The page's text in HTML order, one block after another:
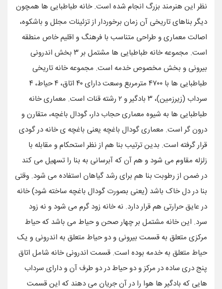
نظر این هنرمند بزرگ انجام شده‌ است. خانه طباطبایی ها همچون
دیگر بناهای تاریخی آن زمان برخوردار از تزئینات مجلل و باشکوه،
اصالت معماری و طراحی متناسب با فرهنگ و اقلیم خاص منطقه
است. مجموعه خانه طباطبایی ها مشتمل بر ۳ بخش اندرونی
بیرونی و بخش مخصوص خدمه است. مجموعه خانه تاریخی
طباطبایی ها با ۴۷۰۰ مترمربع وسعت دارای ۴۰ اتاق، ۴ حیاط، ۴
سرداب (زیرزمین)، ۳ بادگیر و ۲ رشته قنات است. معماری خانه
طباطبایی ها به شیوه معماری حجاب دار، گودال باغچه، متقارن و
درون گر است. معماری گودال باغچه یعنی باغچه ی خانه در گودی
قرار گرفته است. بدین ترتیب بنا هم از نظر استحکام و مقابله با
زلزله مقاوم می شود و هم آن که آبرسانی به بنا را تسهیل می کند
در ضمن از رطوبت بنا هم برای رشد گیاهان استفاده می شود. وقتی
بنا در دل خاک باشد (یعنی بصورت گودال باغچه ساخته شود) خانه
در عایق حرارتی هم قرار دارد. نه خانه زود گرم می شود و نه زود
سرد. این خانه مشتمل بر چهار صحن و حیاط می باشد که حیاط
مرکزی متعلق به قسمت بیرونی و دو حیاط متعلق به اندرونی و یک
حیاط متعلق به خدمه بوده است. قسمت اندرونی خانه شامل اتاق
پنج دری ساده در مرکز و دو حیاط در دو طرف آن و دارای سرداب
هایی که بادگیر ها هوا را در آن جریان می دهند که این قسمت